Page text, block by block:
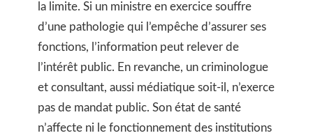
la limite. Si un ministre en exercice souffre
d’une pathologie qui l’empêche d’assurer ses
fonctions, l’information peut relever de
l’intérêt public. En revanche, un criminologue
et consultant, aussi médiatique soit-il, n’exerce
pas de mandat public. Son état de santé
n’affecte ni le fonctionnement des institutions